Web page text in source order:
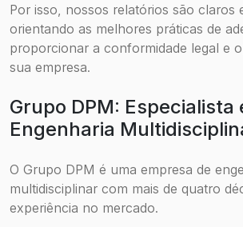
Por isso, nossos relatórios são claros
orientando as melhores práticas de
proporcionar a conformidade legal e
sua empresa.
Grupo DPM: Especialista
Engenharia
O Grupo DPM é uma empresa de
multidisciplinar com mais de quatro
experiência no mercado.